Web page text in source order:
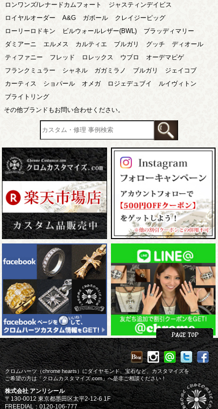
ロンワンズ/レナードカムフォート
ジャスティンデイビス
ロイヤルオーダー
A&G ガボール
クレイジーピッグ
ローリーロドキン
ビルウォールレザー(BWL)
ブラッディマリー
ダミアーニ
エルメス カルティエ ブルガリ グッチ
ディオール
ティファニー
フレッド ロレックス ウブロ
オーデマピゲ
フランクミュラー
シャネル ガガミラノ ブルガリ
ジェイコブ
カーティス
ショパール オメガ ロジェデュブイ
ルイヴィトン
ブライトリング
その他ブランドもお問い合わせください。
クロムハーツ（chrome hearts）にダイヤモンド、宝石など、カスタマイズを
ご希望の方は「クロムカスタマイズ.com」へ是非ご相談ください！
株式会社 アンリシール
〒130-0012 東京都墨田区太平2-12-6 1F
FREEDIAL：0120-106-777